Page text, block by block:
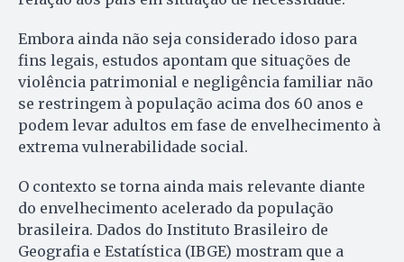
Embora ainda não seja considerado idoso para
fins legais, estudos apontam que situações de
violência patrimonial e negligência familiar não
se restringem à população acima dos 60 anos e
podem levar adultos em fase de envelhecimento à
extrema vulnerabilidade social.
O contexto se torna ainda mais relevante diante
do envelhecimento acelerado da população
brasileira. Dados do Instituto Brasileiro de
Geografia e Estatística (IBGE) mostram que a